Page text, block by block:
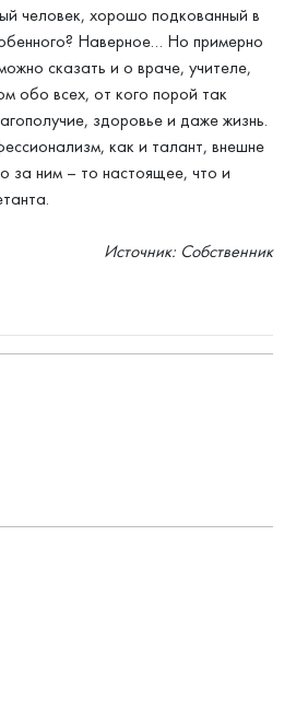
человек, хорошо подкованный в
Наверное… Но примерно
сказать и о враче, учителе,
обо всех, от кого порой так
здоровье и даже жизнь.
как и талант, внешне
за ним – то настоящее, что и
Источник: Собственник